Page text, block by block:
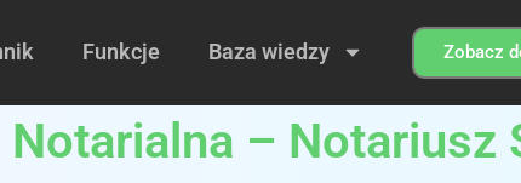
Funkcje Baza wiedzy Zobacz
– Notariusz